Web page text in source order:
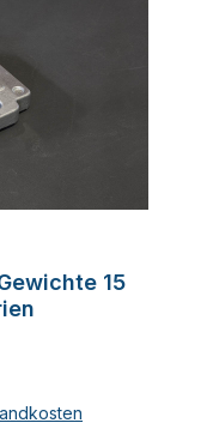
von 5 von 5
15